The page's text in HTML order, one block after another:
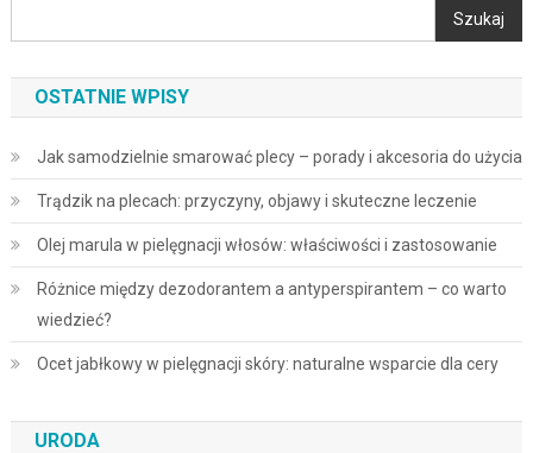
Szukaj
OSTATNIE WPISY
Jak samodzielnie smarować plecy – porady i akcesoria do użycia
Trądzik na plecach: przyczyny, objawy i skuteczne leczenie
Olej marula w pielęgnacji włosów: właściwości i zastosowanie
Różnice między dezodorantem a antyperspirantem – co warto
wiedzieć?
Ocet jabłkowy w pielęgnacji skóry: naturalne wsparcie dla cery
URODA